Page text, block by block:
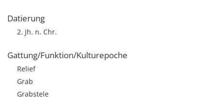
Datierung
2. Jh. n. Chr.
Gattung/Funktion/Kulturepoche
Relief
Grab
Grabstele